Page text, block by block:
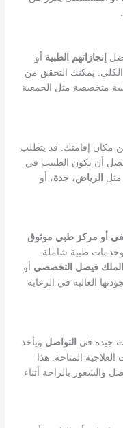
إنجازاتهم الطبية أو
يمكنك التحقق من
متخصصة مثل الجمعية
مكان إقامتك. قد يتطلب
أن يكون الطبيب في
مثل الرياض، جدة، أو
أو مركز طبي موثوق
طبية شاملة.
فيصل التخصصي أو
العالية في الرعاية
جيدة في التواصل ويأخذ
المتاحة. هذا
بالراحة أثناء